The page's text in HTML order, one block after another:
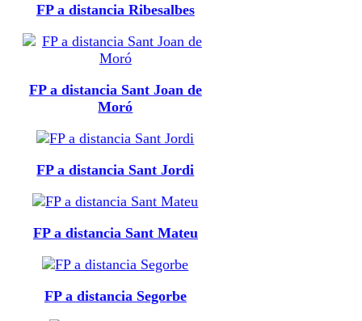
FP a distancia Ribesalbes
FP a distancia Sant Joan de
Moró
FP a distancia Sant Jordi
FP a distancia Sant Mateu
FP a distancia Segorbe